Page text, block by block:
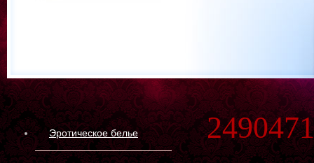
Эротическое белье